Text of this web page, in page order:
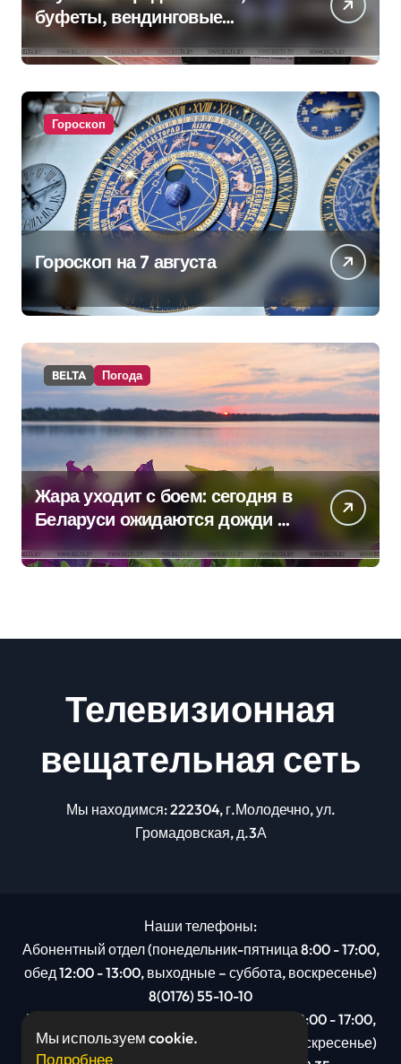
буфеты, вендинговые
аппараты. Минобразования об
изменениях в школьном
питании
Гороскоп
Гороскоп на 7 августа
BELTA Погода
Жара уходит с боем: сегодня в
Беларуси ожидаются дожди и
грозы
Телевизионная
вещательная сеть
Мы находимся: 222304, г.Молодечно, ул.
Громадовская, д.3А
Наши телефоны:
Абонентный отдел (понедельник-пятница 8:00 - 17:00,
обед 12:00 - 13:00, выходные – суббота, воскресенье)
8(0176) 55-10-10
Рекламный отдел (понедельник-пятница 8:00 - 17:00,
обед 12:00 - 13:00, выходные – суббота, воскресенье)
Мы используем cookie.
Подробнее